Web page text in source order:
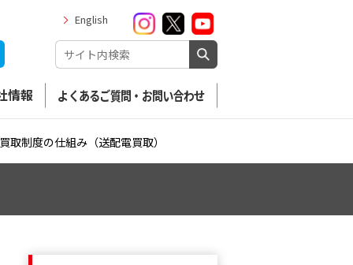
English
情報 よくあるご質問・お問い合わせ
買取制度の仕組み（送配電買取）